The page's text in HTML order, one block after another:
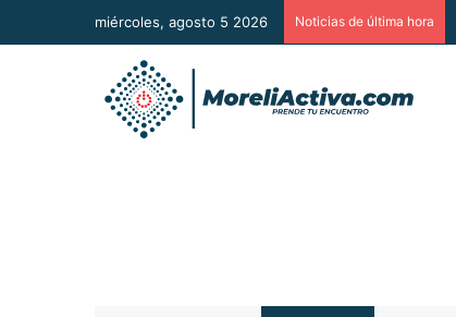
miércoles, agosto 5 2026 Noticias de última hora